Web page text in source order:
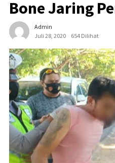
Bone Jaring
Admin
Juli 28, 2020
654 Dilihat